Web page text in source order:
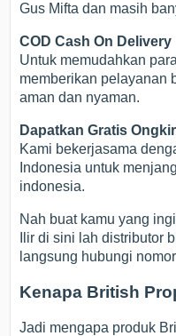
Gus Mifta dan masih
COD Cash On Delivery
Untuk memudahkan
memberikan pelayanan
aman dan nyaman.
Dapatkan Gratis
Kami bekerjasama
Indonesia untuk
indonesia.
Nah buat kamu yang
Ilir di sini lah distributor
langsung hubungi
Kenapa British
Jadi mengapa produk